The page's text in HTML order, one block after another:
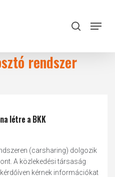
search
Menu
rendszer
létre a BKK
(carsharing) dolgozik
A közlekedési társaság
kérnek információkat
Close